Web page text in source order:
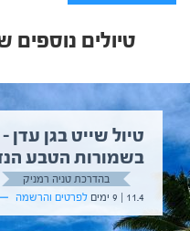
טיולים נוספים
טיול שייט בגן עדן
בשמורות הטבע
בהדרכת טניה רמניק
11.4 | 9 ימים
לפרטים והרשמה